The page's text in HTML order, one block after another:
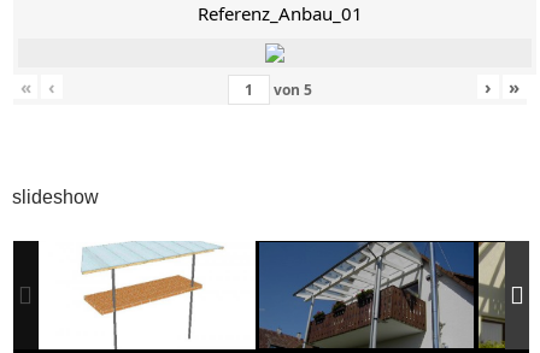
Referenz_Anbau_01
« ‹ von 5 › »
slideshow